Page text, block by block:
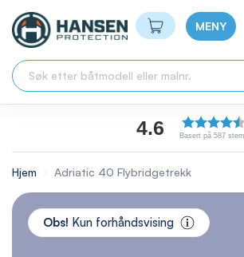
Min handlekurv
MENY
4.6 Basert på 587
Hjem Adriatic 40 Flybridgetrekk
Skip
Obs! Kun forhåndsvising